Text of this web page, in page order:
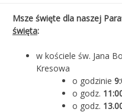
Msze święte dla naszej
święta:
w kościele św. Jana
Kresowa
o godzinie
o godz.
o godz.